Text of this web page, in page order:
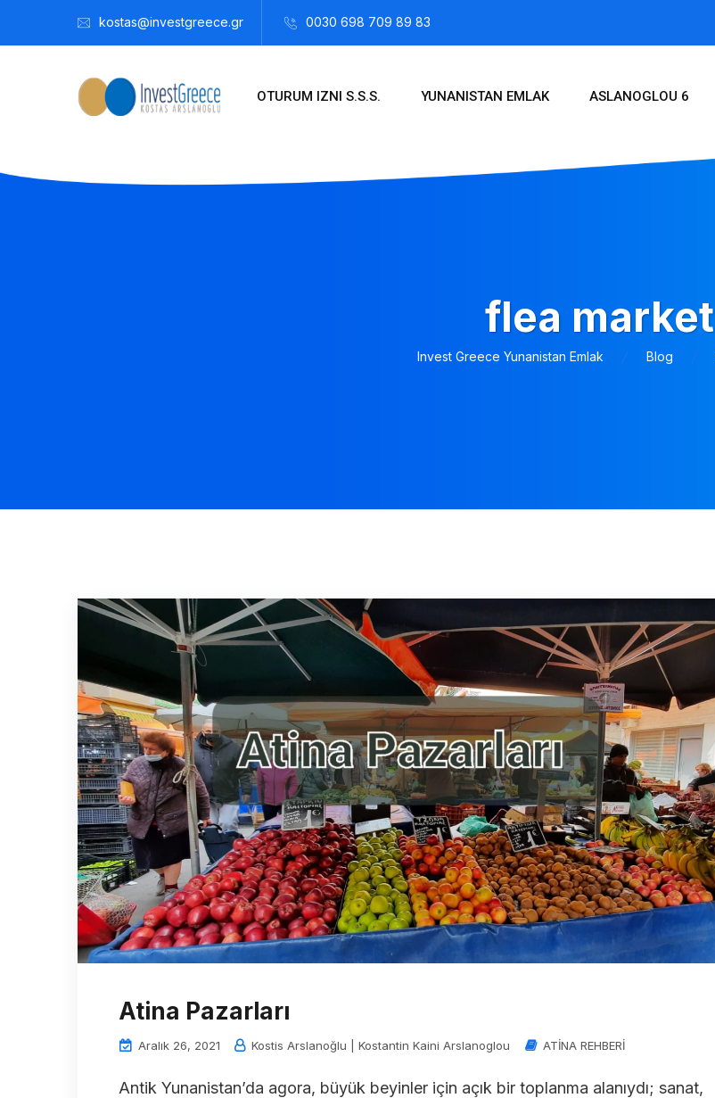
kostas@investgreece.gr 0030 698 709 89 83
OTURUM IZNI S.S.S. YUNANISTAN EMLAK ASLANOGLOU 6
flea market
Invest Greece Yunanistan Emlak Blog
Atina Pazarları
Aralık 26, 2021 Kostis Arslanoğlu | Kostantin Kaini Arslanoglou ATİNA REHBERİ
Antik Yunanistan’da agora, büyük beyinler için açık bir toplanma alanıydı; sanat,